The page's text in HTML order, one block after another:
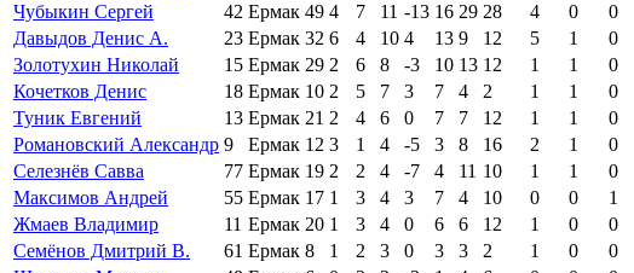
Чубыкин Сергей
42 Ермак 49 4 7 11 -13 16 29 28 4 0 0
Давыдов Денис А.
23 Ермак 32 6 4 10 4 13 9 12 5 1 0
Золотухин Николай
15 Ермак 29 2 6 8 -3 10 13 12 1 1 0
Кочетков Денис
18 Ермак 10 2 5 7 3 7 4 2 1 1 0
Туник Евгений
13 Ермак 21 2 4 6 0 7 7 12 1 1 0
Романовский Александр 9 Ермак 12 3 1 4 -5 3 8 16 2 1 0
Селезнёв Савва
77 Ермак 19 2 2 4 -7 4 11 10 1 1 0
Максимов Андрей
55 Ермак 17 1 3 4 3 7 4 10 0 0 1
Жмаев Владимир
11 Ермак 20 1 3 4 0 6 6 12 1 0 0
Семёнов Дмитрий В.
61 Ермак 8 1 2 3 0 3 3 2 1 0 0